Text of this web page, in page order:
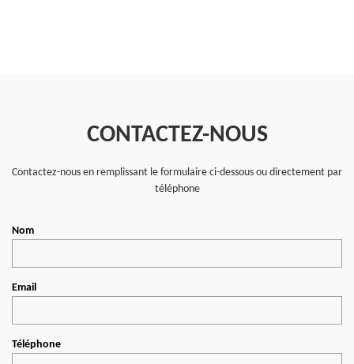
CONTACTEZ-NOUS
Contactez-nous en remplissant le formulaire ci-dessous ou directement par
téléphone
Nom
Email
Téléphone